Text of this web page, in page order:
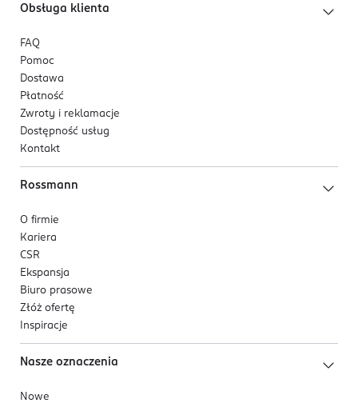
Obsługa klienta
FAQ
Pomoc
Dostawa
Płatność
Zwroty i reklamacje
Dostępność usług
Kontakt
Rossmann
O firmie
Kariera
CSR
Ekspansja
Biuro prasowe
Złóż ofertę
Inspiracje
Nasze oznaczenia
Nowe